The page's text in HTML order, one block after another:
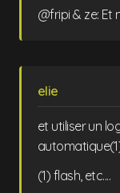
@fripi & ze: Et
elie
et utiliser un
(1) flash, etc....